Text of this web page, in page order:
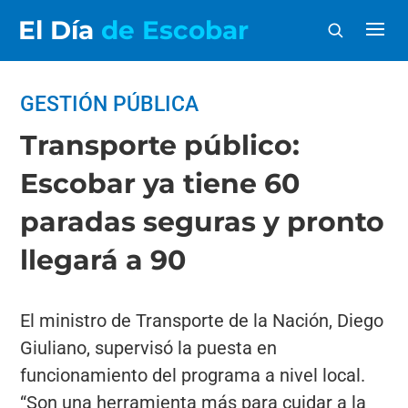
El Día de Escobar
GESTIÓN PÚBLICA
Transporte público:
Escobar ya tiene 60
paradas seguras y pronto
llegará a 90
El ministro de Transporte de la Nación, Diego
Giuliano, supervisó la puesta en
funcionamiento del programa a nivel local.
“Son una herramienta más para cuidar a la